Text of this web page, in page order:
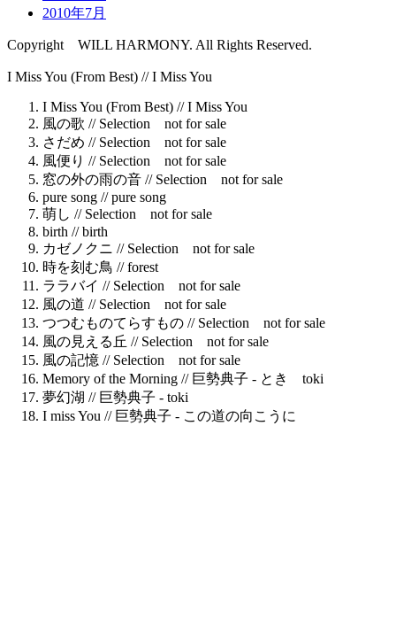
2010年7月
Copyright WILL HARMONY. All Rights Reserved.
I Miss You (From Best) //I Miss You
I Miss You (From Best) //I Miss You
風の歌 // Selection not for sale
さだめ // Selection not for sale
風便り // Selection not for sale
窓の外の雨の音 // Selection not for sale
pure song //pure song
萌し // Selection not for sale
birth //birth
カゼノクニ // Selection not for sale
時を刻む鳥 //forest
ララバイ // Selection not for sale
風の道 // Selection not for sale
つつむものてらすもの // Selection not for sale
風の見える丘 // Selection not for sale
風の記憶 // Selection not for sale
Memory of the Morning // 巨勢典子 - とき toki
夢幻湖 // 巨勢典子 - toki
I miss You // 巨勢典子 - この道の向こうに